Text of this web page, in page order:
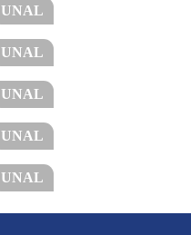
UNAL
UNAL
UNAL
UNAL
UNAL